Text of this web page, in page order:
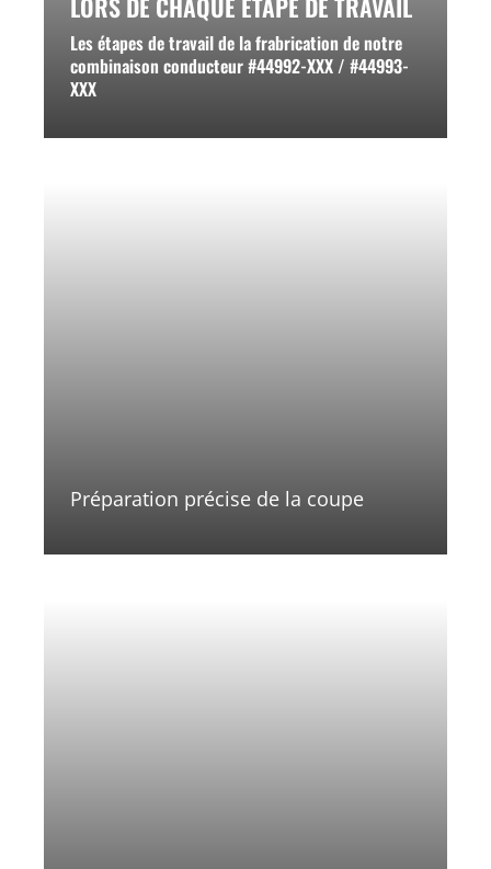
Les étapes de travail de la frabrication de notre
combinaison conducteur #44992-XXX / #44993-
XXX
Préparation précise de la coupe